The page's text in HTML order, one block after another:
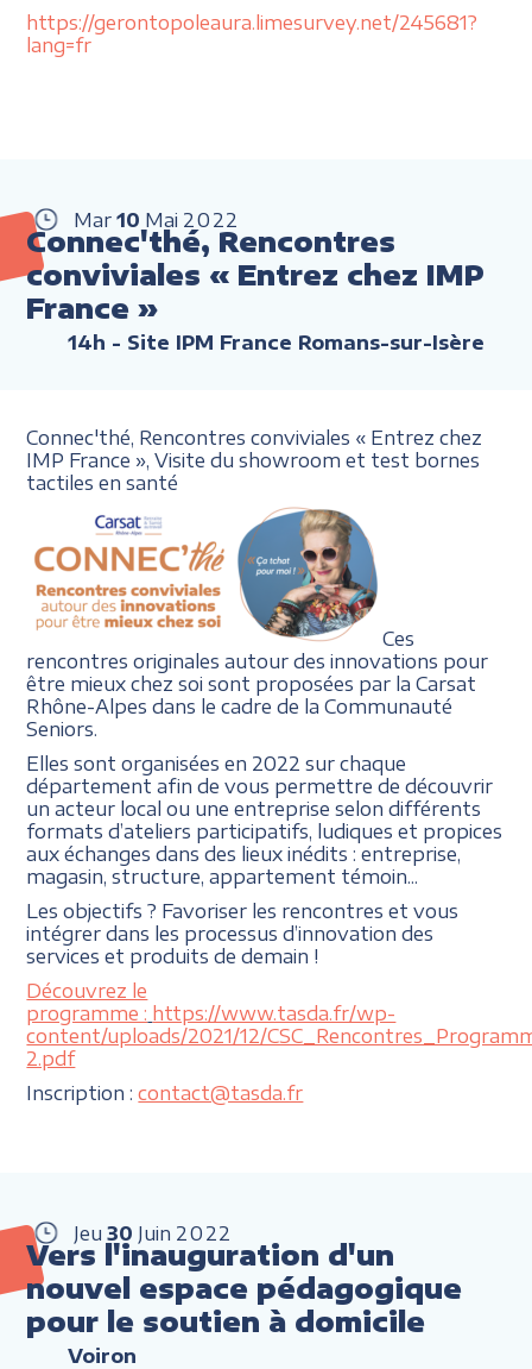
https://gerontopoleaura.limesurvey.net/245681?
lang=fr
Mar 10 Mai 2022
Connec'thé, Rencontres
conviviales « Entrez chez IMP
France »
14h - Site IPM France Romans-sur-Isère
Connec'thé, Rencontres conviviales « Entrez chez
IMP France »,Visite du showroom et test bornes
tactiles en santé
Ces
rencontres originales autour des innovations pour
être mieux chez soi sont proposées par la Carsat
Rhône-Alpes dans le cadre de la Communauté
Seniors.
Elles sont organisées en 2022 sur chaque
département afin de vous permettre de découvrir
un acteur local ou une entreprise selon différents
formats d’ateliers participatifs, ludiques et propices
aux échanges dans des lieux inédits : entreprise,
magasin, structure, appartement témoin...
Les objectifs ? Favoriser les rencontres et vous
intégrer dans les processus d’innovation des
services et produits de demain !
Découvrez le
programme : https://www.tasda.fr/wp-
content/uploads/2021/12/
2.pdf
Inscription :contact@tasda.fr
Jeu 30 Juin 2022
Vers l'inauguration d'un
nouvel espace pédagogique
pour le soutien à domicile
Voiron